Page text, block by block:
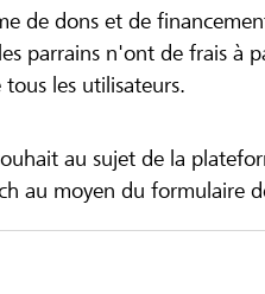
de dons et de
parrains n'ont de frais à
les utilisateurs.
au sujet de la
au moyen du formulaire